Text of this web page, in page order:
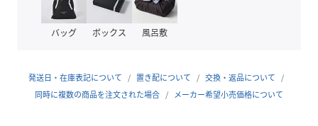
Juventide※２（ヒトデエキス）を配合
次世代レチノールとして注目のヒトデエキスJuventide※2
バッグ ボックス 風呂敷
発送日・在庫表記について 置き配について
交換・返品について
同時に複数の商品を注文された場合
メーカー希望小売価格について